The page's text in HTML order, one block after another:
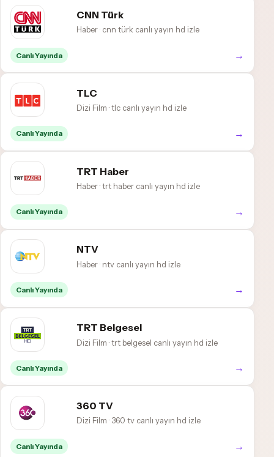
CNN Türk
Haber · cnn türk canlı yayın hd izle
Canlı Yayında →
TLC
Dizi Film · tlc canlı yayın hd izle
Canlı Yayında →
TRT Haber
Haber · trt haber canlı yayın hd izle
Canlı Yayında →
NTV
Haber · ntv canlı yayın hd izle
Canlı Yayında →
TRT Belgesel
Dizi Film · trt belgesel canlı yayın hd izle
Canlı Yayında →
360 TV
Dizi Film · 360 tv canlı yayın hd izle
Canlı Yayında →